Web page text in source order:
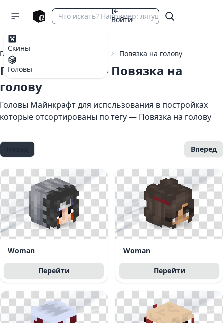
Скины
Головы
Войти
Главная Повязка на голову
Головы с тегом — Повязка на
голову
Головы Майнкрафт для использования в постройках
которые отсортированы по тегу — Повязка на голову
Вперед
Woman
Перейти
Woman
Перейти